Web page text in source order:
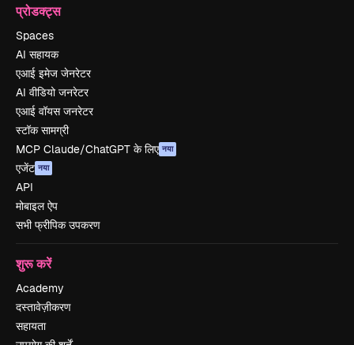
प्रोडक्ट्स
Spaces
AI सहायक
एआई इमेज जेनरेटर
AI वीडियो जनरेटर
एआई वॉयस जनरेटर
स्टॉक सामग्री
MCP Claude/ChatGPT के लिए नया
एजेंट नया
API
मोबाइल ऐप
सभी फ्रीपिक उपकरण
शुरू करें
Academy
दस्तावेज़ीकरण
सहायता